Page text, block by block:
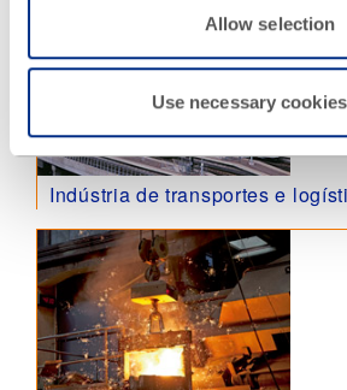
Allow selection
Use necessary
Indústria de transportes e